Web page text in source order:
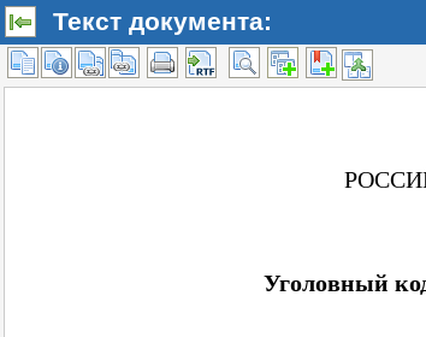
Текст документа: